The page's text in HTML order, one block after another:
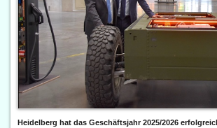
Heidelberg hat das Geschäftsjahr 2025/2026